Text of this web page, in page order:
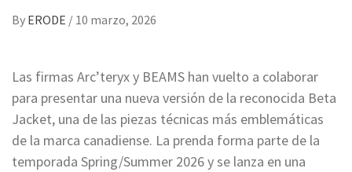
By ERODE / 10 marzo, 2026
Las firmas Arc’teryx y BEAMS han vuelto a colaborar
para presentar una nueva versión de la reconocida Beta
Jacket, una de las piezas técnicas más emblemáticas
de la marca canadiense. La prenda forma parte de la
temporada Spring/Summer 2026 y se lanza en una